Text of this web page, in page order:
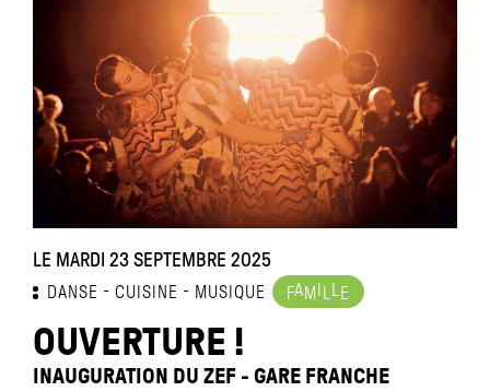
LE MARDI 23 SEPTEMBRE 2025
DANSE CUISINE MUSIQUE FAM E
OUVERTURE !
INAUGURATION DU ZEF - GARE FRANCHE